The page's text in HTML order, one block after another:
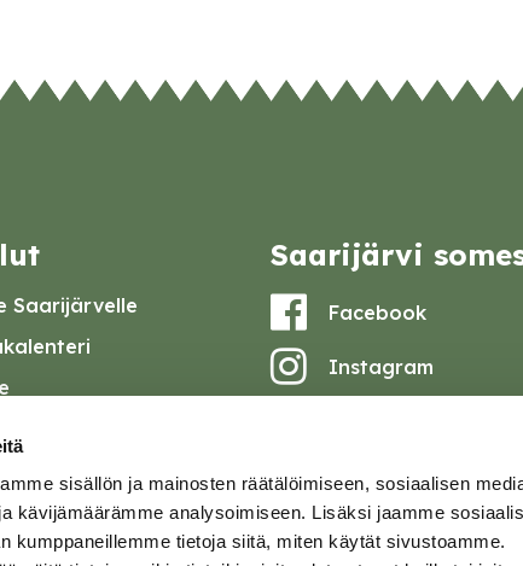
sisällön ja mainosten räätälöimiseen, sosiaalisen
kävijämäärämme analysoimiseen. Lisäksi jaamme
kumppaneillemme tietoja siitä, miten käytät sivustoamme.
Saarijärvelle
Saarijärvi
Facebook
Instagram